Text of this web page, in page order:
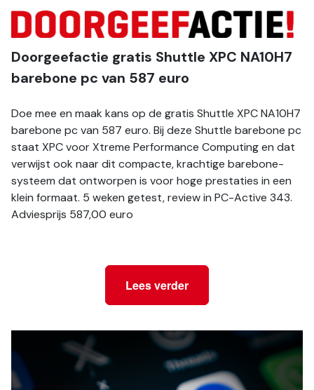
Doorgeefactie gratis Shuttle XPC NA10H7
barebone pc van 587 euro
Doe mee en maak kans op de gratis Shuttle XPC NA10H7
barebone pc van 587 euro. Bij deze Shuttle barebone pc
staat XPC voor Xtreme Performance Computing en dat
verwijst ook naar dit compacte, krachtige barebone-
systeem dat ontworpen is voor hoge prestaties in een
klein formaat. 5 weken getest, review in PC-Active 343.
Adviesprijs 587,00 euro
Lees verder